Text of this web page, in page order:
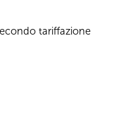
tariffazione